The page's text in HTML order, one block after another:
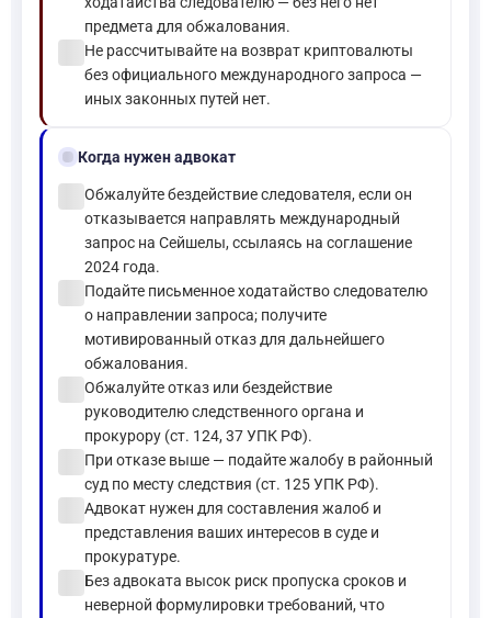
предмета для обжалования.
Не рассчитывайте на возврат криптовалюты
без официального международного запроса —
иных законных путей нет.
gavelКогда нужен адвокат
Обжалуйте бездействие следователя, если он
отказывается направлять международный
запрос на Сейшелы, ссылаясь на соглашение
2024 года.
Подайте письменное ходатайство следователю
о направлении запроса; получите
мотивированный отказ для дальнейшего
обжалования.
Обжалуйте отказ или бездействие
руководителю следственного органа и
прокурору (ст. 124, 37 УПК РФ).
При отказе выше — подайте жалобу в районный
суд по месту следствия (ст. 125 УПК РФ).
Адвокат нужен для составления жалоб и
представления ваших интересов в суде и
прокуратуре.
Без адвоката высок риск пропуска сроков и
неверной формулировки требований, что